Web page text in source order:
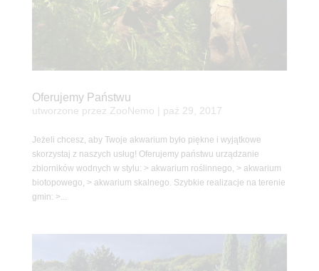
Oferujemy Państwu
utworzone przez ZooNemo paź 29, 2017
Jeżeli chcesz, aby Twoje akwarium było piękne i wyjątkowe
skorzystaj z naszych usług! Oferujemy państwu urządzanie
zbiorników wodnych w stylu: > akwarium roślinnego, > akwarium
biotopowego, > akwarium skalnego. Szybkie realizacje na terenie
gmin: >...